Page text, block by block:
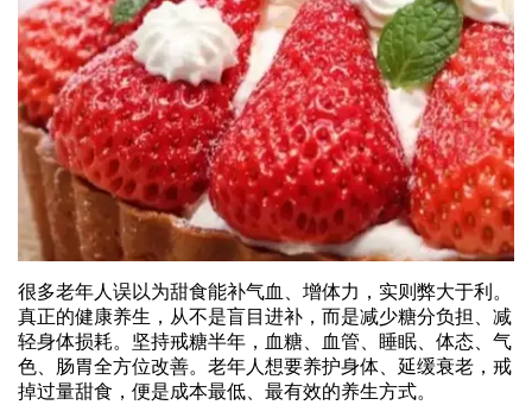
很多老年人误以为甜食能补气血、增体力，实则弊大于利。
真正的健康养生，从不是盲目进补，而是减少糖分负担、减
轻身体损耗。坚持戒糖半年，血糖、血管、睡眠、体态、气
色、肠胃全方位改善。老年人想要养护身体、延缓衰老，戒
掉过量甜食，便是成本最低、最有效的养生方式。